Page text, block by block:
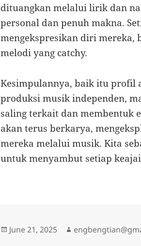
dituangkan melalui lirik dan
personal dan penuh makna.
mengekspresikan diri
melodi yang catchy.
Kesimpulannya, baik itu profil
produksi musik independen,
saling terkait dan membentuk
akan terus berkarya,
mereka melalui musik. Kita
untuk menyambut setiap
Posted
June 21, 2025 Author